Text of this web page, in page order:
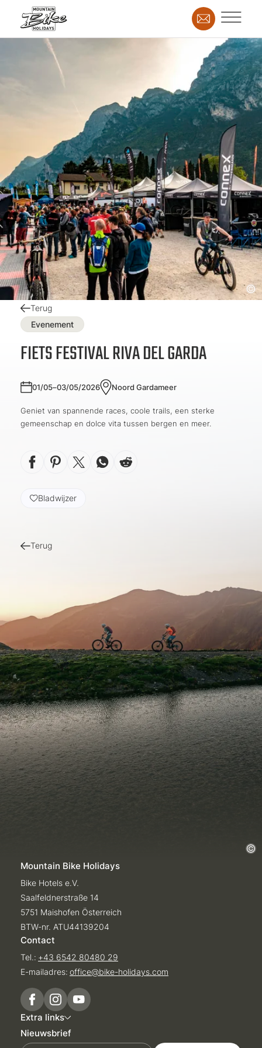
Terug
Evenement
FIETS FESTIVAL RIVA DEL GARDA
01/05–03/05/2026 Noord Gardameer
Geniet van spannende races, coole trails, een sterke
gemeenschap en dolce vita tussen bergen en meer.
Bladwijzer
Terug
Mountain Bike Holidays
Bike Hotels e.V.
Saalfeldnerstraße 14
5751 Maishofen Österreich
BTW-nr. ATU44139204
Contact
Tel.: +43 6542 80480 29
E-mailadres: office@bike-holidays.com
Extra links
Nieuwsbrief